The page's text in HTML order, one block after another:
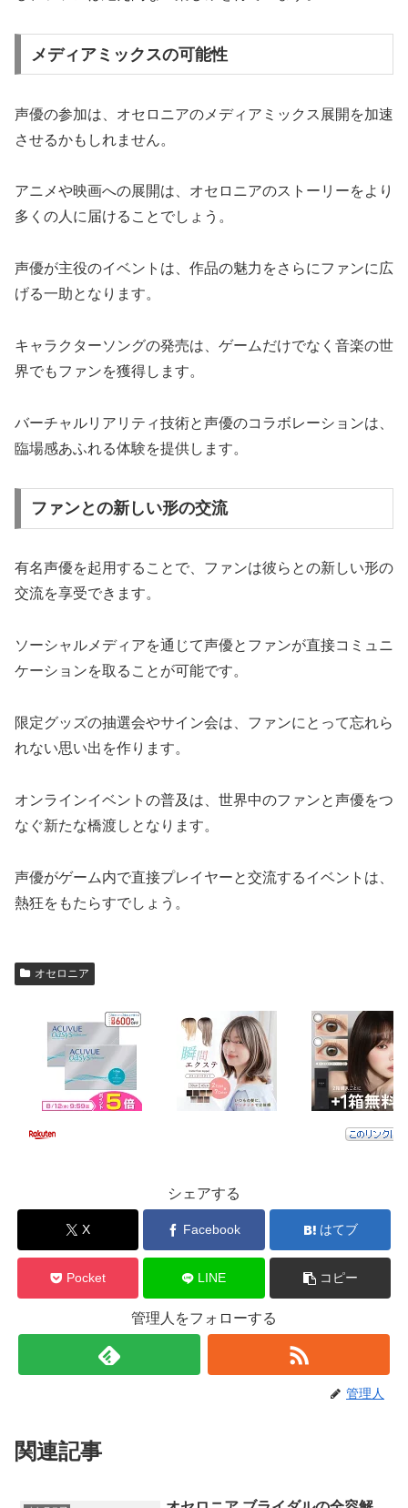
メディアミックスの可能性
声優の参加は、オセロニアのメディアミックス展開を加速
させるかもしれません。
アニメや映画への展開は、オセロニアのストーリーをより
多くの人に届けることでしょう。
声優が主役のイベントは、作品の魅力をさらにファンに広
げる一助となります。
キャラクターソングの発売は、ゲームだけでなく音楽の世
界でもファンを獲得します。
バーチャルリアリティ技術と声優のコラボレーションは、
臨場感あふれる体験を提供します。
ファンとの新しい形の交流
有名声優を起用することで、ファンは彼らとの新しい形の
交流を享受できます。
ソーシャルメディアを通じて声優とファンが直接コミュニ
ケーションを取ることが可能です。
限定グッズの抽選会やサイン会は、ファンにとって忘れら
れない思い出を作ります。
オンラインイベントの普及は、世界中のファンと声優をつ
なぐ新たな橋渡しとなります。
声優がゲーム内で直接プレイヤーと交流するイベントは、
熱狂をもたらすでしょう。
オセロニア
シェアする
X Facebook はてブ
Pocket LINE コピー
管理人をフォローする
管理人
関連記事